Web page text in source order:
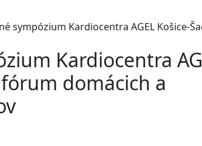
sympózium Kardiocentra AGEL Košice-
Kardiocentra
fórum domácich a